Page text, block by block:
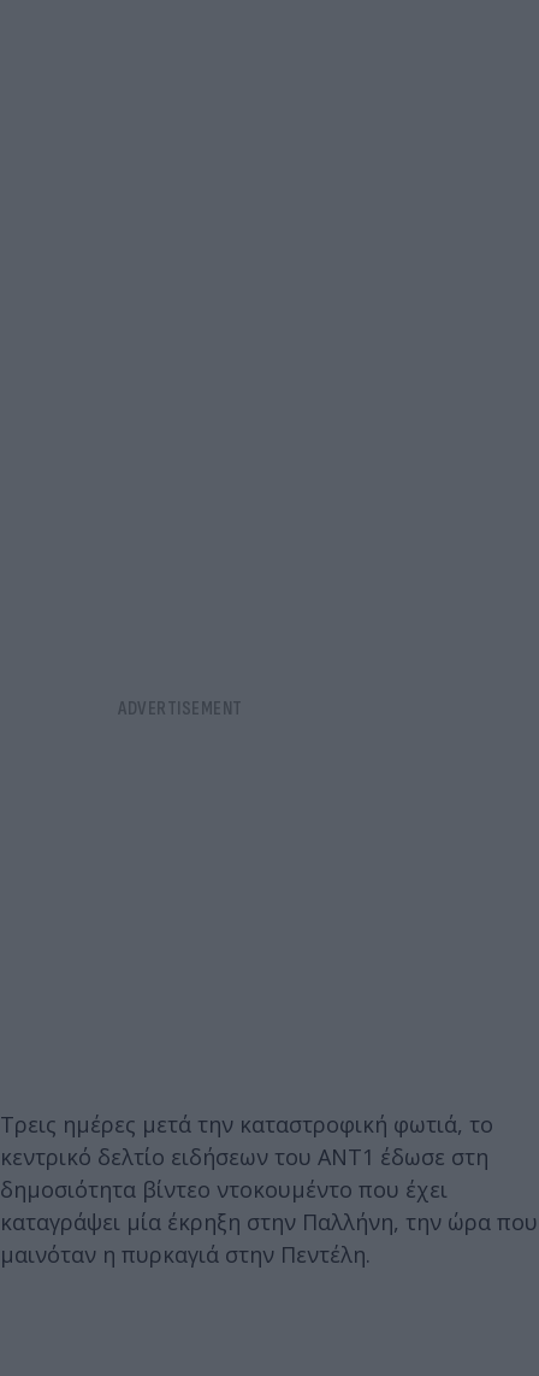
Τρεις ημέρες μετά την καταστροφική φωτιά, το
κεντρικό δελτίο ειδήσεων του ΑΝΤ1 έδωσε στη
δημοσιότητα βίντεο ντοκουμέντο που έχει
καταγράψει μία έκρηξη στην Παλλήνη, την ώρα που
μαινόταν η πυρκαγιά στην Πεντέλη.